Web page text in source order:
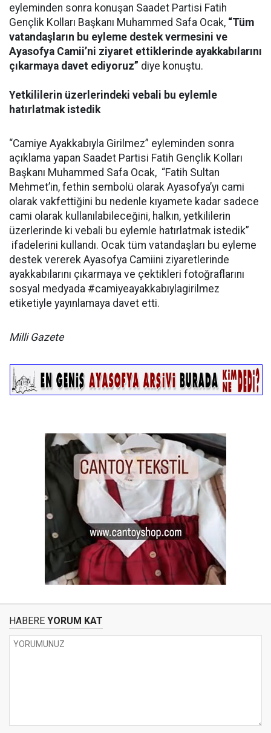
eyleminden sonra konuşan Saadet Partisi Fatih
Gençlik Kolları Başkanı Muhammed Safa Ocak, “Tüm
vatandaşların bu eyleme destek vermesini ve
Ayasofya Camii’ni ziyaret ettiklerinde ayakkabılarını
çıkarmaya davet ediyoruz” diye konuştu.
Yetkililerin üzerlerindeki vebali bu eylemle
hatırlatmak istedik
“Camiye Ayakkabıyla Girilmez” eyleminden sonra
açıklama yapan Saadet Partisi Fatih Gençlik Kolları
Başkanı Muhammed Safa Ocak, “Fatih Sultan
Mehmet’in, fethin sembolü olarak Ayasofya’yı cami
olarak vakfettiğini bu nedenle kıyamete kadar sadece
cami olarak kullanılabileceğini, halkın, yetkililerin
üzerlerinde ki vebali bu eylemle hatırlatmak istedik”
ifadelerini kullandı. Ocak tüm vatandaşları bu eyleme
destek vererek Ayasofya Camiini ziyaretlerinde
ayakkabılarını çıkarmaya ve çektikleri fotoğraflarını
sosyal medyada #camiyeayakkabıylagirilmez
etiketiyle yayınlamaya davet etti.
Milli Gazete
HABERE YORUM KAT